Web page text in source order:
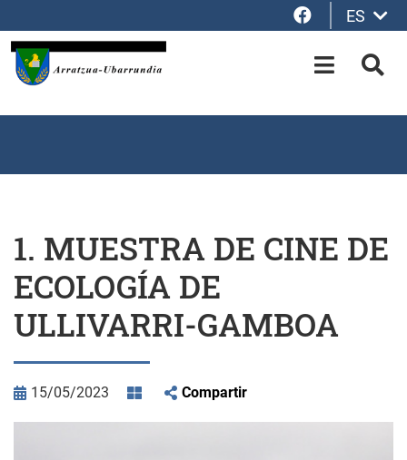
Facebook
ES
OPEN-
1. MUESTRA DE CINE DE
ECOLOGÍA DE
ULLIVARRI-GAMBOA
15/05/2023 Compartir